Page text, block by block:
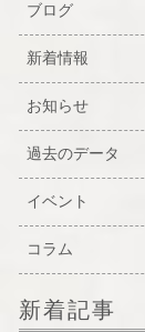
ブログ
新着情報
お知らせ
過去のデータ
イベント
コラム
新着記事